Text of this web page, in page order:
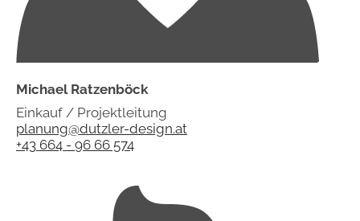
Michael Ratzenböck
Einkauf / Projektleitung
planung@dutzler-design.at
+43 664 - 96 66 574